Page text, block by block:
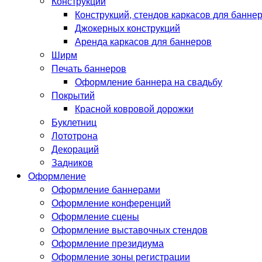
Конструкций, стендов каркасов для
Джокерных конструкций
Аренда каркасов для баннеров
Ширм
Печать баннеров
Оформление баннера на свадьбу
Покрытий
Красной ковровой дорожки
Буклетниц
Лототрона
Декораций
Задников
Оформление
Оформление баннерами
Оформление конференций
Оформление сцены
Оформление выставочных стендов
Оформление президиума
Оформление зоны регистрации